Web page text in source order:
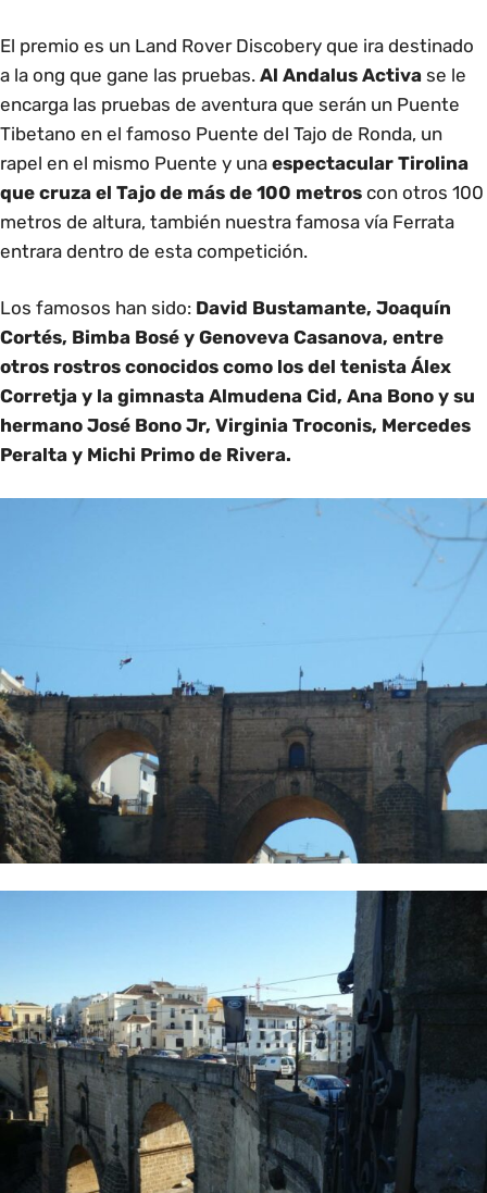
El premio es un Land Rover Discobery que ira destinado
a la ong que gane las pruebas. Al Andalus Activa se le
encarga las pruebas de aventura que serán un Puente
Tibetano en el famoso Puente del Tajo de Ronda, un
rapel en el mismo Puente y una espectacular Tirolina
que cruza el Tajo de más de 100 metros con otros 100
metros de altura, también nuestra famosa vía Ferrata
entrara dentro de esta competición.
Los famosos han sido: David Bustamante, Joaquín
Cortés, Bimba Bosé y Genoveva Casanova, entre
otros rostros conocidos como los del tenista Álex
Corretja y la gimnasta Almudena Cid, Ana Bono y su
hermano José Bono Jr, Virginia Troconis, Mercedes
Peralta y Michi Primo de Rivera.